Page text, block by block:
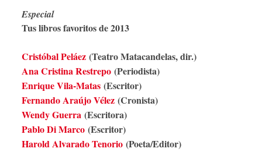
Especial
Tus libros favoritos de 2013
Cristóbal Peláez (Teatro Matacandelas, dir.)
Ana Cristina Restrepo (Periodista)
Enrique Vila-Matas (Escritor)
Fernando Araújo Vélez (Cronista)
Wendy Guerra (Escritora)
Pablo Di Marco (Escritor)
Harold Alvarado Tenorio (Poeta/Editor)